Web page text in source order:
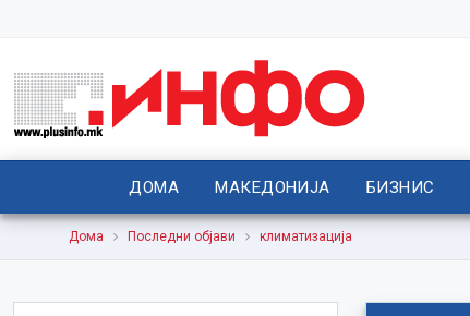
ДОМА МАКЕДОНИЈА БИЗНИС
Дома Последни објави климатизација